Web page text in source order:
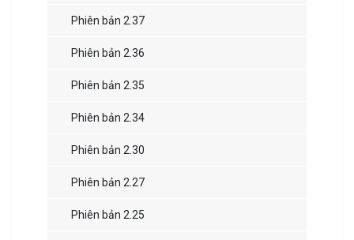
Phiên bản 2.37
Phiên bản 2.36
Phiên bản 2.35
Phiên bản 2.34
Phiên bản 2.30
Phiên bản 2.27
Phiên bản 2.25